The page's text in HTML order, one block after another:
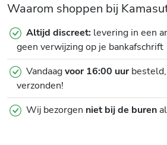
Waarom shoppen bij
Altijd discreet: levering in een
geen verwijzing op je bankafschrift
Vandaagvoor 16:00 uurbesteld,
verzonden!
Wij bezorgen niet bij de buren